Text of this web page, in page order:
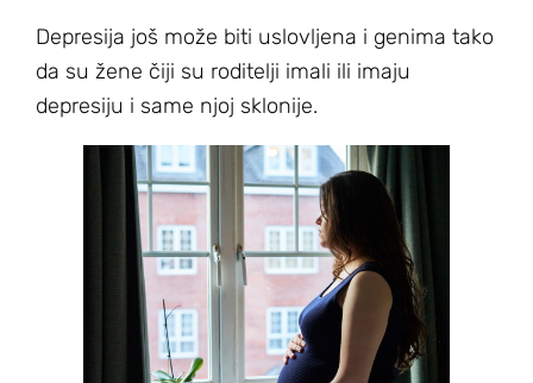
Depresija još može biti uslovljena i genima tako
da su žene čiji su roditelji imali ili imaju
depresiju i same njoj sklonije.